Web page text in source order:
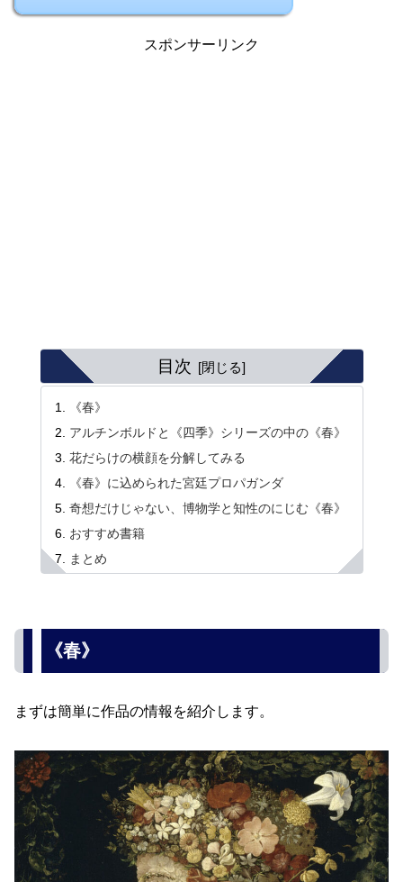
スポンサーリンク
目次
《春》
アルチンボルドと《四季》シリーズの中の《春》
花だらけの横顔を分解してみる
《春》に込められた宮廷プロパガンダ
奇想だけじゃない、博物学と知性のにじむ《春》
おすすめ書籍
まとめ
《春》
まずは簡単に作品の情報を紹介します。